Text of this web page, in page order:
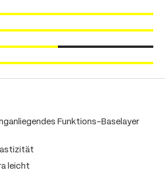
Funktions-Baselayer
leicht